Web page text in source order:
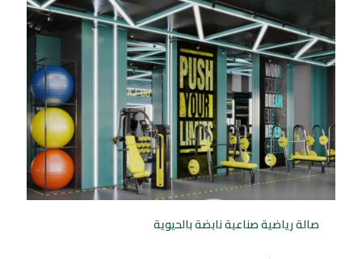
صالة رياضية صناعية نابضة بالحيوية